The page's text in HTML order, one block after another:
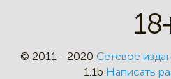
© 2011 - 2020 Сетевое
1.1b Написать